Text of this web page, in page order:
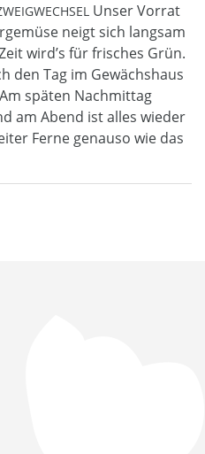
Unser Vorrat
neigt sich langsam
wird’s für frisches Grün.
den Tag im Gewächshaus
späten Nachmittag
am Abend ist alles wieder
Ferne genauso wie das